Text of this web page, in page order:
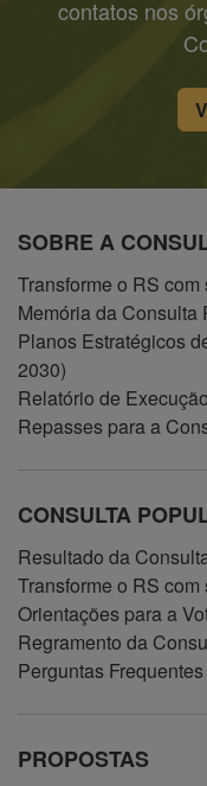
contatos nos
SOBRE A
Transforme o RS
Memória da Consulta
Planos Estratégicos
2030)
Relatório de
Repasses para a
CONSULTA
Resultado da
Transforme o RS
Orientações para a
Regramento da
Perguntas Frequentes
PROPOSTAS